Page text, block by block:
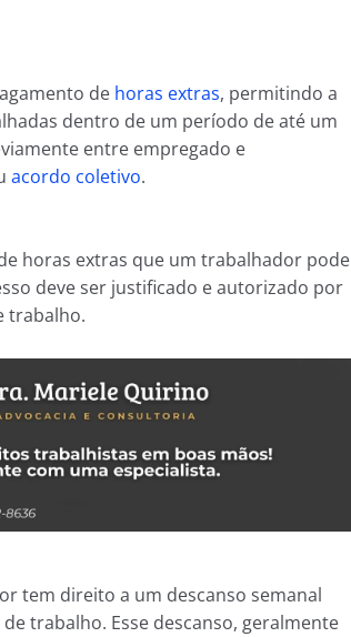
de horas extras, permitindo a
dentro de um período de até um
entre empregado e
acordo coletivo.
horas extras que um trabalhador pode
deve ser justificado e autorizado por
trabalho.
tem direito a um descanso semanal
trabalho. Esse descanso, geralmente